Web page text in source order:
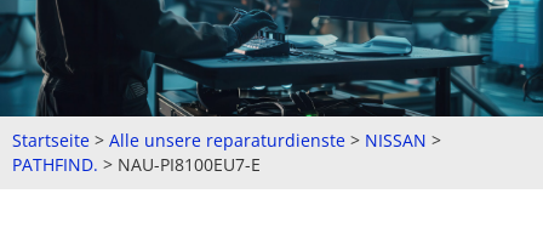
Startseite > Alle unsere reparaturdienste > NISSAN >
PATHFIND. > NAU-PI8100EU7-E